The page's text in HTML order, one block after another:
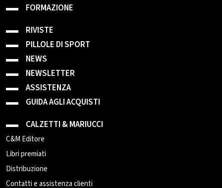
FORMAZIONE
RIVISTE
PILLOLE DI SPORT
NEWS
NEWSLETTER
ASSISTENZA
GUIDA AGLI ACQUISTI
CALZETTI & MARIUCCI
C&M Editore
Libri premiati
Distribuzione
Contatti e assistenza clienti